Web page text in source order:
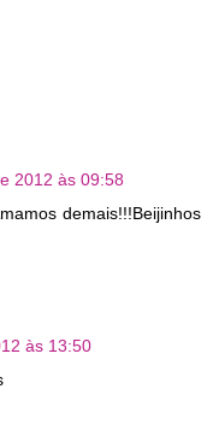
2012 às 09:58
demais!!!Beijinhos
às 13:50